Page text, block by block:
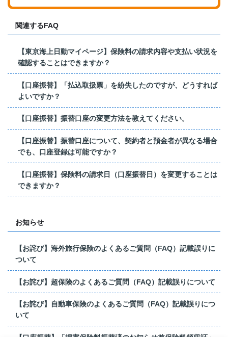
関連するFAQ
【東京海上日動マイページ】保険料の請求内容や支払い状況を
確認することはできますか？
【口座振替】「払込取扱票」を紛失したのですが、どうすれば
よいですか？
【口座振替】振替口座の変更方法を教えてください。
【口座振替】振替口座について、契約者と預金者が異なる場合
でも、口座登録は可能ですか？
【口座振替】保険料の請求日（口座振替日）を変更することは
できますか？
お知らせ
【お詫び】海外旅行保険のよくあるご質問（FAQ）記載誤りに
ついて
【お詫び】超保険のよくあるご質問（FAQ）記載誤りについて
【お詫び】自動車保険のよくあるご質問（FAQ）記載誤りにつ
いて